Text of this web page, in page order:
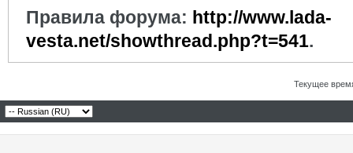
Правила форума: http://www.lada-
vesta.net/showthread.php?t=541.
Текущее